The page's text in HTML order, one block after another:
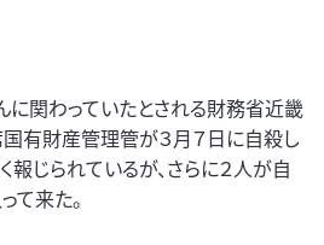
に関わっていたとされる財務省近畿
有財産管理管が３月７日に自殺し
報じられているが、さらに２人が自
て来た。